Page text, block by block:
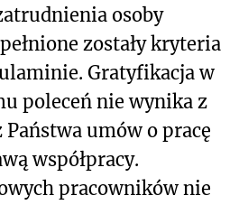
osoby
zostały kryteria
Gratyfikacja w
poleceń nie wynika z
umów o pracę
współpracy.
pracowników nie